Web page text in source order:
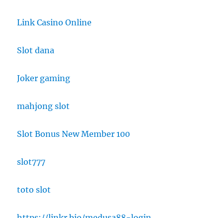
Link Casino Online
Slot dana
Joker gaming
mahjong slot
Slot Bonus New Member 100
slot777
toto slot